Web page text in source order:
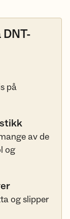
på
av de
og
og slipper